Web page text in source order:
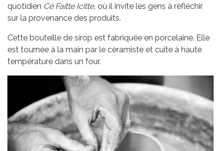
quotidien Cé Faitte Icitte, où il invite les gens à réfléchir
sur la provenance des produits.
Cette bouteille de sirop est fabriquée en porcelaine. Elle
est tournée à la main par le céramiste et cuite à haute
température dans un four.